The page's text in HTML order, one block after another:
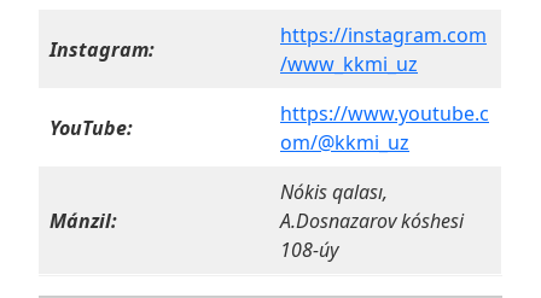
Instagram:
https://instagram.com
/www_kkmi_uz
YouTube:
https://www.youtube.c
om/@kkmi_uz
Mánzil:
Nókis qalası,
A.Dosnazarov kóshesi
108-úy